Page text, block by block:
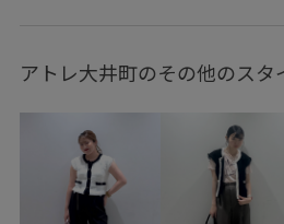
Wshoes_pickup お手入れしやすい
お気に入り急上昇_pickup きちん
さらりとした ふかふか ふくら
ウエストマーク カジュアル
アトレ大井町のその他のスタ